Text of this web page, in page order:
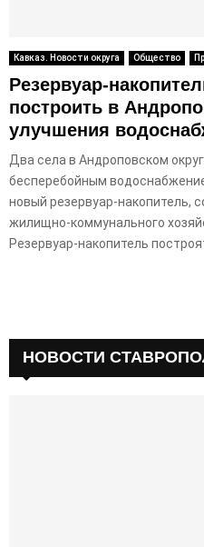
Кавказ. Новости округа Общество
Резервуар-
построить в
улучшения
Два села в Андроповском
бесперебойным
новый резервуар-накопитель,
жилищно-коммунального
Резервуар-накопитель
НОВОСТИ